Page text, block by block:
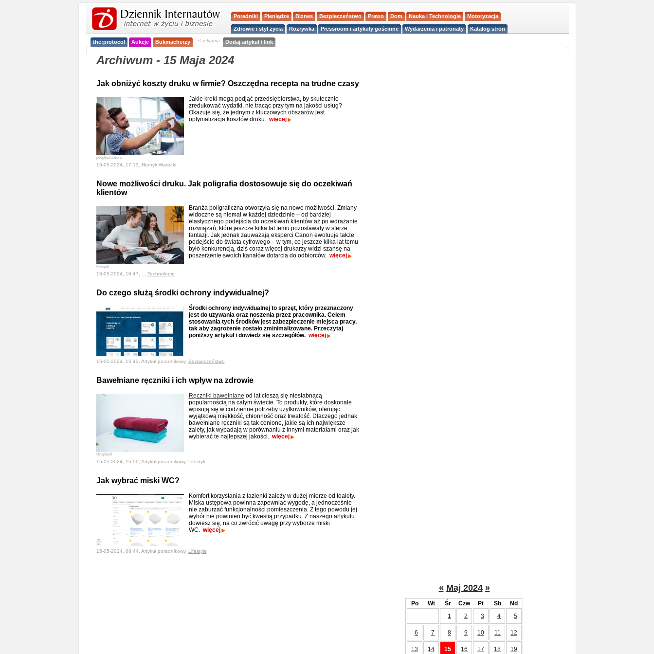
Poradniki Pieniądze Biznes Bezpieczeństwo Prawo Dom Nauka i Technologie Motoryzacja
Zdrowie i styl życia Rozrywka Pressroom i artykuły gościnne Wydarzenia i patronaty Katalog stron
the:protocol Aukcje Bukmacherzy < reklama Dodaj artykuł / link
Archiwum - 15 Maja 2024
Jak obniżyć koszty druku w firmie? Oszczędna recepta na trudne czasy
peoplecreations
Jakie kroki mogą podjąć przedsiębiorstwa, by skutecznie
zredukować wydatki, nie tracąc przy tym na jakości usług?
Okazuje się, że jednym z kluczowych obszarów jest
optymalizacja kosztów druku. więcej
15-05-2024, 17:13, Henryk Warecki,
Nowe możliwości druku. Jak poligrafia dostosowuje się do oczekiwań
klientów
Freepik
Branża poligraficzna otworzyła się na nowe możliwości. Zmiany
widoczne są niemal w każdej dziedzinie – od bardziej
elastycznego podejścia do oczekiwań klientów aż po wdrażanie
rozwiązań, które jeszcze kilka lat temu pozostawały w sferze
fantazji. Jak jednak zauważają eksperci Canon ewoluuje także
podejście do świata cyfrowego – w tym, co jeszcze kilka lat temu
było konkurencją, dziś coraz więcej drukarzy widzi szansę na
poszerzenie swoich kanałów dotarcia do odbiorców. więcej
15-05-2024, 16:47, _, Technologie
Do czego służą środki ochrony indywidualnej?
Środki ochrony indywidualnej to sprzęt, który przeznaczony
jest do używania oraz noszenia przez pracownika. Celem
stosowania tych środków jest zabezpieczenie miejsca pracy,
tak aby zagrożenie zostało zminimalizowane. Przeczytaj
poniższy artykuł i dowiedz się szczegółów. więcej
15-05-2024, 15:43, Artykuł poradnikowy, Bezpieczeństwo
Bawełniane ręczniki i ich wpływ na zdrowie
Unsplash
Ręczniki bawełniane od lat cieszą się niesłabnącą
popularnością na całym świecie. To produkty, które doskonale
wpisują się w codzienne potrzeby użytkowników, oferując
wyjątkową miękkość, chłonność oraz trwałość. Dlaczego jednak
bawełniane ręczniki są tak cenione, jakie są ich największe
zalety, jak wypadają w porównaniu z innymi materiałami oraz jak
wybierać te najlepszej jakości. więcej
15-05-2024, 15:00, Artykuł poradnikowy, Lifestyle
Jak wybrać miski WC?
Komfort korzystania z łazienki zależy w dużej mierze od toalety.
Miska ustępowa powinna zapewniać wygodę, a jednocześnie
nie zaburzać funkcjonalności pomieszczenia. Z tego powodu jej
wybór nie powinien być kwestią przypadku. Z naszego artykułu
dowiesz się, na co zwrócić uwagę przy wyborze miski
WC. więcej
15-05-2024, 08:44, Artykuł poradnikowy, Lifestyle
« Maj 2024 »
Po Wt Śr Czw Pt Sb
Nd
1
2 3 4 5
6 7 8 9 10 11 12
13 14 15 16 17 18 19